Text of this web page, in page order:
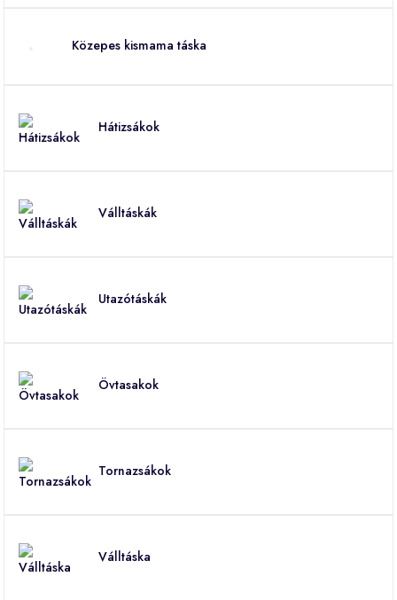
Közepes kismama táska
Hátizsákok
Válltáskák
Utazótáskák
Övtasakok
Tornazsákok
Válltáska